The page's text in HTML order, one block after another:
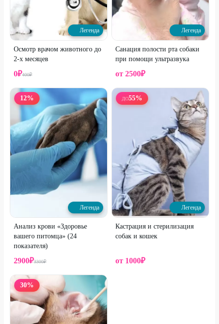
Легенда
Осмотр врачом животного до
2-х месяцев
0₽400₽
Легенда
Санация полости рта собаки
при помощи ультразвука
от 2500₽
12%
Легенда
Анализ крови «Здоровье
вашего питомца» (24
показателя)
2900₽3300₽
ДО55%
Легенда
Кастрация и стерилизация
собак и кошек
от 1000₽
30%